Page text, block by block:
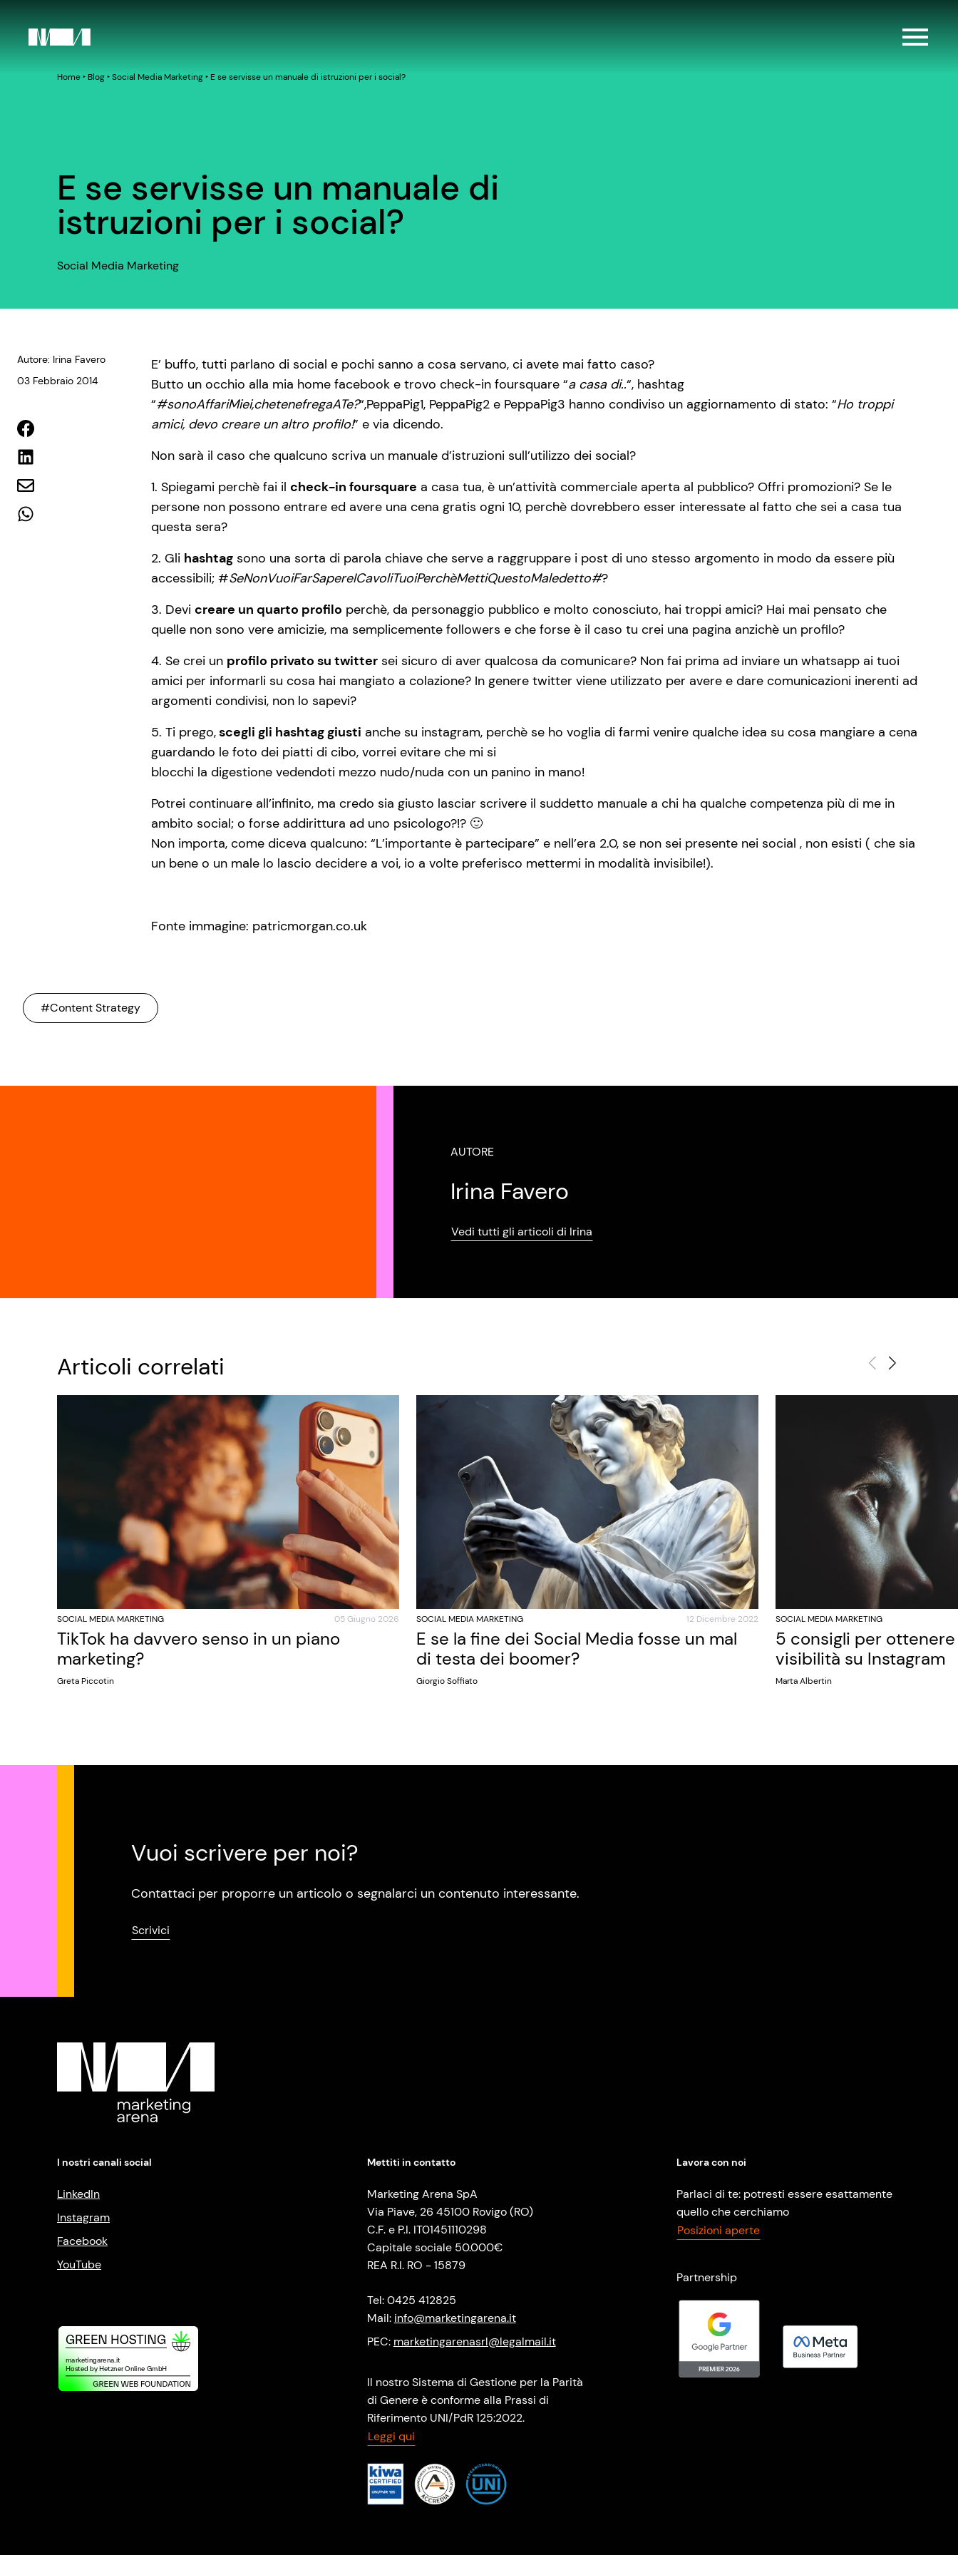
Home‣ Blog‣Social Media Marketing‣ E se servisse un manuale di istruzioni per i social?
E se servisse un manuale di
istruzioni per i social?
Social Media Marketing
Autore: Irina Favero
03 Febbraio 2014
E’ buffo, tutti parlano di social e pochi sanno a cosa servano, ci avete mai fatto caso?
Butto un occhio alla mia home facebook e trovo check-in foursquare “a casa di..“, hashtag
“#sonoAffariMiei,chetenefregaATe?“,PeppaPig1, PeppaPig2 e PeppaPig3 hanno condiviso un aggiornamento di stato: “Ho troppi
amici, devo creare un altro profilo!” e via dicendo.
Non sarà il caso che qualcuno scriva un manuale d’istruzioni sull’utilizzo dei social?
1. Spiegami perchè fai il check-in foursquare a casa tua, è un’attività commerciale aperta al pubblico? Offri promozioni? Se le
persone non possono entrare ed avere una cena gratis ogni 10, perchè dovrebbero esser interessate al fatto che sei a casa tua
questa sera?
2. Gli hashtag sono una sorta di parola chiave che serve a raggruppare i post di uno stesso argomento in modo da essere più
accessibili; #SeNonVuoiFarSapereICavoliTuoiPerchèMettiQuestoMaledetto#?
3. Devi creare un quarto profilo perchè, da personaggio pubblico e molto conosciuto, hai troppi amici? Hai mai pensato che
quelle non sono vere amicizie, ma semplicemente followers e che forse è il caso tu crei una pagina anzichè un profilo?
4. Se crei un profilo privato su twitter sei sicuro di aver qualcosa da comunicare? Non fai prima ad inviare un whatsapp ai tuoi
amici per informarli su cosa hai mangiato a colazione? In genere twitter viene utilizzato per avere e dare comunicazioni inerenti ad
argomenti condivisi, non lo sapevi?
5. Ti prego,scegli gli hashtag giusti anche su instagram, perchè se ho voglia di farmi venire qualche idea su cosa mangiare a cena
guardando le foto dei piatti di cibo, vorrei evitare che mi si
blocchi la digestione vedendoti mezzo nudo/nuda con un panino in mano!
Potrei continuare all’infinito, ma credo sia giusto lasciar scrivere il suddetto manuale a chi ha qualche competenza più di me in
ambito social; o forse addirittura ad uno psicologo?!? 🙂
Non importa, come diceva qualcuno: “L’importante è partecipare” e nell’era 2.0, se non sei presente nei social , non esisti ( che sia
un bene o un male lo lascio decidere a voi, io a volte preferisco mettermi in modalità invisibile!).
Fonte immagine: patricmorgan.co.uk
#Content Strategy
AUTORE
Irina Favero
Vedi tutti gli articoli di Irina
Articoli correlati
SOCIAL MEDIA MARKETING 05 Giugno 2026
TikTok ha davvero senso in un piano
marketing?
Greta Piccotin
SOCIAL MEDIA MARKETING 12 Dicembre 2022
E se la fine dei Social Media fosse un mal
di testa dei boomer?
Giorgio Soffiato
SOCIAL MEDIA MARKETING
5 consigli per
visibilità su Instagram
Marta Albertin
Vuoi scrivere per noi?
Contattaci per proporre un articolo o segnalarci un contenuto interessante.
Scrivici
I nostri canali social
LinkedIn
Instagram
Facebook
YouTube
Mettiti in contatto
Marketing Arena SpA
Via Piave, 26 45100 Rovigo (RO)
C.F. e P.I. IT01451110298
Capitale sociale 50.000€
REA R.I. RO - 15879
Tel: 0425 412825
Mail: info@marketingarena.it
PEC: marketingarenasrl@legalmail.it
Il nostro Sistema di Gestione per la Parità
di Genere è conforme alla Prassi di
Riferimento UNI/PdR 125:2022.
Leggi qui
Lavora con noi
Parlaci di te: potresti essere esattamente
quello che cerchiamo
Posizioni aperte
Partnership